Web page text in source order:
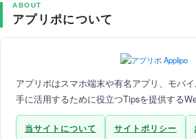
ABOUT
アプリポについて
アプリポはスマホ端末や有名アプリ、モバ
手に活用するために役立つTipsを提供する
当サイトについて サイトポリシー